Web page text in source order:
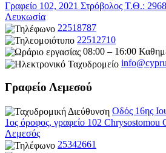
Γραφείο 102, 2021 Στρόβολος Τ.Θ.:
Λευκωσία
22518787
22512710
08:00 – 16:00
Γραφείο Λεμεσού
Οδός 16ης
1ος όροφος, γραφείο 102 Chrysostomou
Λεμεσός
25342661